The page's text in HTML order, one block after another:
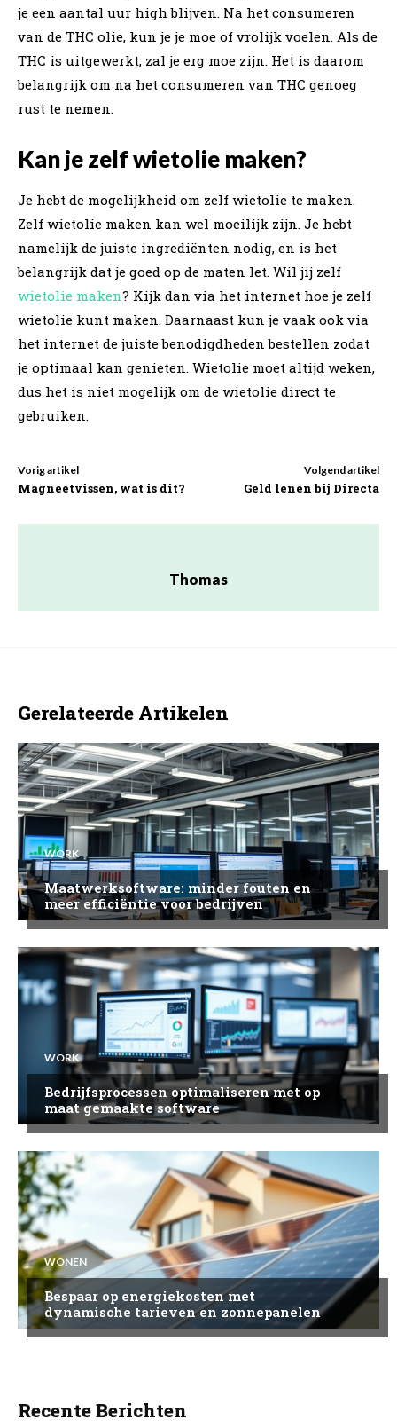
je een aantal uur high blijven. Na het consumeren
van de THC olie, kun je je moe of vrolijk voelen. Als de
THC is uitgewerkt, zal je erg moe zijn. Het is daarom
belangrijk om na het consumeren van THC genoeg
rust te nemen.
Kan je zelf wietolie maken?
Je hebt de mogelijkheid om zelf wietolie te maken.
Zelf wietolie maken kan wel moeilijk zijn. Je hebt
namelijk de juiste ingrediënten nodig, en is het
belangrijk dat je goed op de maten let. Wil jij zelf
wietolie maken? Kijk dan via het internet hoe je zelf
wietolie kunt maken. Daarnaast kun je vaak ook via
het internet de juiste benodigdheden bestellen zodat
je optimaal kan genieten. Wietolie moet altijd weken,
dus het is niet mogelijk om de wietolie direct te
gebruiken.
Vorig artikel
Magneetvissen, wat is dit?
Volgend artikel
Geld lenen bij Directa
Thomas
Gerelateerde Artikelen
WORK
Maatwerksoftware: minder fouten en
meer efficiëntie voor bedrijven
WORK
Bedrijfsprocessen optimaliseren met op
maat gemaakte software
WONEN
Bespaar op energiekosten met
dynamische tarieven en zonnepanelen
Recente Berichten